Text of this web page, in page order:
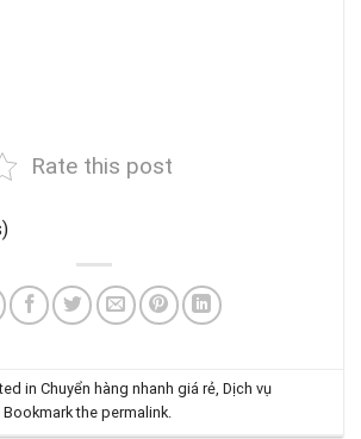
Rate this post
inChuyển hàng nhanh giá rẻ,Dịch vụ
Bookmark thepermalink.